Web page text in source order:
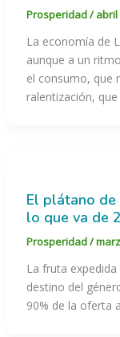
Prosperidad/ abril
La economía de
aunque a un
el consumo, que
ralentización, que
El plátano de
lo que va de
Prosperidad/
La fruta
destino del
90% de la oferta